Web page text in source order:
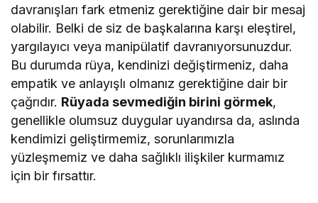
davranışları fark etmeniz gerektiğine dair bir mesaj
olabilir. Belki de siz de başkalarına karşı eleştirel,
yargılayıcı veya manipülatif davranıyorsunuzdur.
Bu durumda rüya, kendinizi değiştirmeniz, daha
empatik ve anlayışlı olmanız gerektiğine dair bir
çağrıdır. Rüyada sevmediğin birini görmek,
genellikle olumsuz duygular uyandırsa da, aslında
kendimizi geliştirmemiz, sorunlarımızla
yüzleşmemiz ve daha sağlıklı ilişkiler kurmamız
için bir fırsattır.